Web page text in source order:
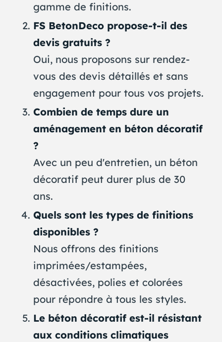
gamme de finitions.
FS BetonDeco propose-t-il des
devis gratuits ?
Oui, nous proposons sur rendez-
vous des devis détaillés et sans
engagement pour tous vos projets.
Combien de temps dure un
aménagement en béton décoratif
?
Avec un peu d'entretien, un béton
décoratif peut durer plus de 30
ans.
Quels sont les types de finitions
disponibles ?
Nous offrons des finitions
imprimées/estampées,
désactivées, polies et colorées
pour répondre à tous les styles.
Le béton décoratif est-il résistant
aux conditions climatiques